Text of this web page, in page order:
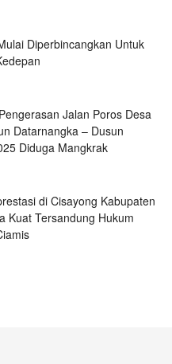
Diperbincangkan Untuk
Jalan Poros Desa
Datarnangka – Dusun
Diduga Mangkrak
di Cisayong Kabupaten
Kuat Tersandung Hukum